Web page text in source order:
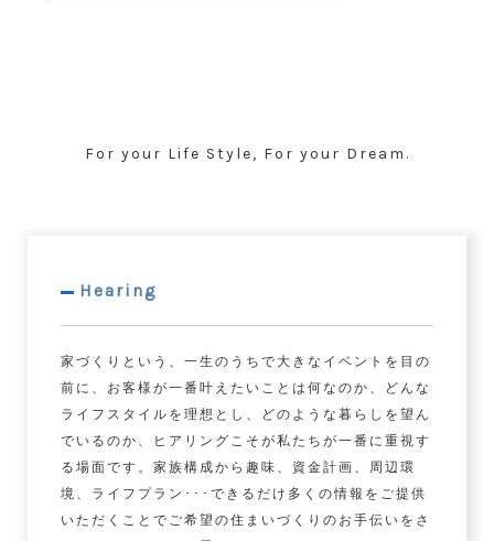
For your Life Style, For your Dream.
Hearing
家づくりという、一生のうちで大きなイベントを目の
前に、お客様が一番叶えたいことは何なのか、どんな
ライフスタイルを理想とし、どのような暮らしを望ん
でいるのか、ヒアリングこそが私たちが一番に重視す
る場面です。家族構成から趣味、資金計画、周辺環
境、ライフプラン･･･できるだけ多くの情報をご提供
いただくことでご希望の住まいづくりのお手伝いをさ